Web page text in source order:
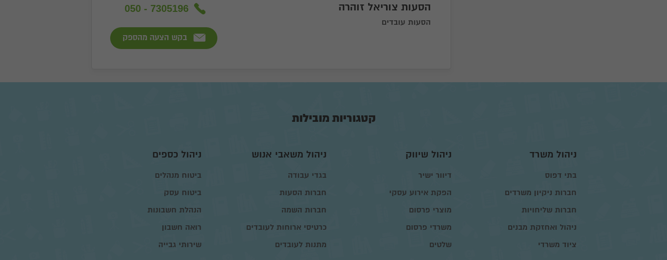
הסעות צוריאל זוהרה
הסעות עובדים
050 - 7305196
קטגוריות מובילות
ניהול משרד
בתי דפוס
חברות ניקיון משרדים
חברות שליחויות
ניהול ואחזקת מבנים
ציוד משרדי
ניהול שיווק
דיוור ישיר
הפקת אירוע עסקי
מוצרי פרסום
משרדי פרסום
שלטים
ניהול משאבי אנוש
בגדי עבודה
חברות הסעות
חברות השמה
כרטיסי ארוחות לעובדים
מתנות לעובדים
ניהול כספים
ביטוח מנהלים
ביטוח עסק
הנהלת חשבונות
רואה חשבון
שירותי גבייה